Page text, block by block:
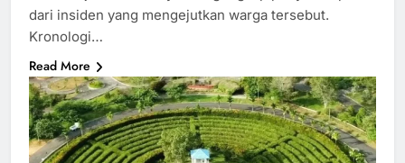
dari insiden yang mengejutkan warga tersebut.
Kronologi…
Read More